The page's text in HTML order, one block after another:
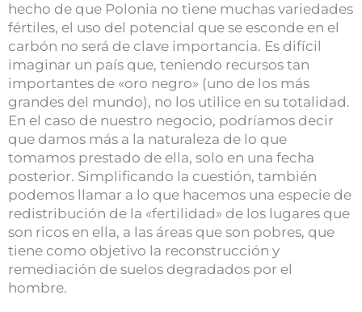
hecho de que Polonia no tiene muchas variedades
fértiles, el uso del potencial que se esconde en el
carbón no será de clave importancia. Es difícil
imaginar un país que, teniendo recursos tan
importantes de «oro negro» (uno de los más
grandes del mundo), no los utilice en su totalidad.
En el caso de nuestro negocio, podríamos decir
que damos más a la naturaleza de lo que
tomamos prestado de ella, solo en una fecha
posterior. Simplificando la cuestión, también
podemos llamar a lo que hacemos una especie de
redistribución de la «fertilidad» de los lugares que
son ricos en ella, a las áreas que son pobres, que
tiene como objetivo la reconstrucción y
remediación de suelos degradados por el
hombre.